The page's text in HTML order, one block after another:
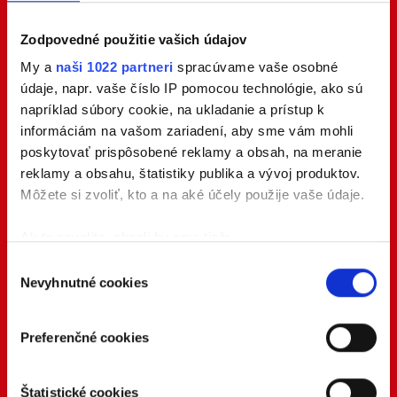
Zodpovedné použitie vašich údajov
My a naši 1022 partneri spracúvame vaše osobné
údaje, napr. vaše číslo IP pomocou technológie, ako sú
napríklad súbory cookie, na ukladanie a prístup k
informáciám na vašom zariadení, aby sme vám mohli
poskytovať prispôsobené reklamy a obsah, na meranie
reklamy a obsahu, štatistiky publika a vývoj produktov.
Môžete si zvoliť, kto a na aké účely použije vaše údaje.
polohe s presnosťou na niekoľko metrov
skenovaním konkrétnych charakteristík (odtlačky
prstov).
údaje, nájdete v časti s
. Súhlas
súhlasu
Nevyhnutné cookies
Preferenčné cookies
Štatistické cookies